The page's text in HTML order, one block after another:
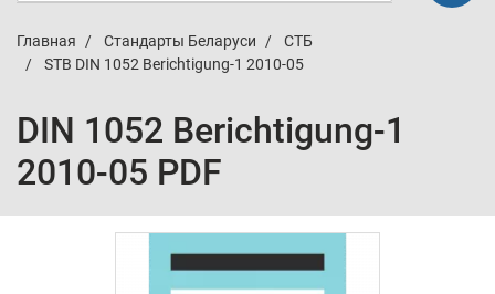
Главная Стандарты Беларуси
СТБ
STB DIN 1052 Berichtigung-1 2010-05
DIN 1052 Berichtigung-1
2010-05 PDF